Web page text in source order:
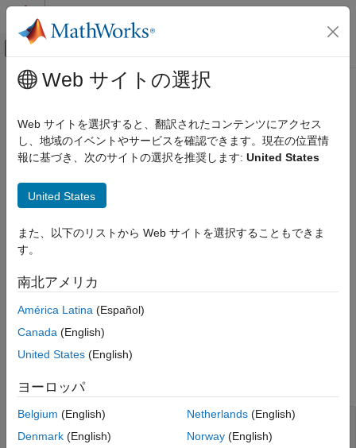
コンテンツへスキップ
オフキャンバス ナビゲーション メ
ドキュメンテーションのホーム
FPGA、ASIC、および SoC 開発
Fixed-Point Designer
固定小数点の指定
MATLAB での固定小数点オブジェクトの作成
データ型の調査
固定小数点の指定
項目一覧
構文
説明
メインコンテンツ
isfipref
入力がfiprefオブジェクトであるかどうかを判定
構文
説明
(true) を返します。それ以外の場合は
例
例
すべて折りたたむ
入力がfipref
オブジェクトであるかどうかを
判別
Web サイトの選択
Web サイトを選択すると、翻訳されたコンテンツにアクセス
し、地域のイベントやサービスを確認できます。現在の位置情
報に基づき、次のサイトの選択を推奨します: United States
United States
また、以下のリストから Web サイトを選択することもできま
す。
南北アメリカ
América Latina (Español)
Canada (English)
United States (English)
ヨーロッパ
Belgium (English)
Denmark (English)
Netherlands(English)
Norway(English)